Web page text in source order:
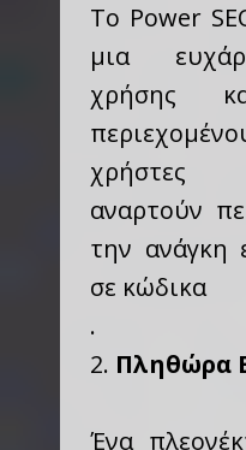
Το Power
μια
χρήσης
αναρτούν
την ανάγκη
σε κώδικα
.
2. Πληθώρα
Ένα